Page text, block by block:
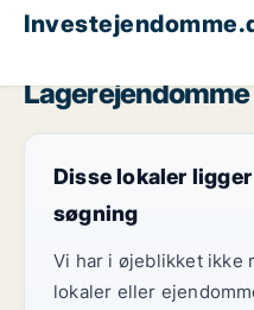
Disse lokaler
søgning
Vi har i øjeblikket ikke
lokaler eller